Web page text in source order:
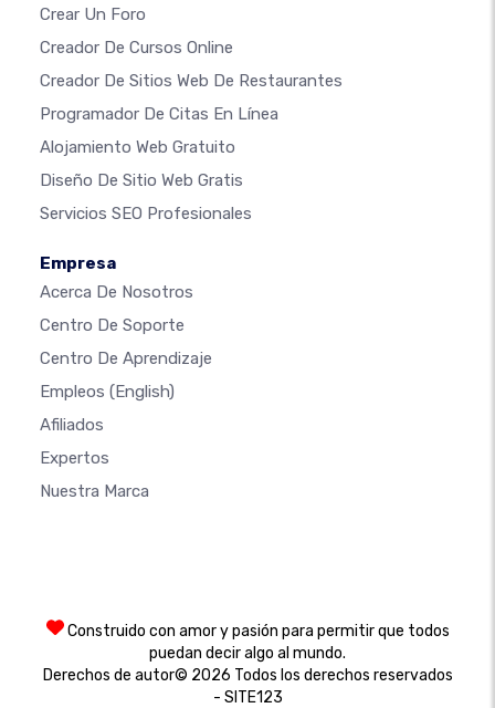
Crear Un Foro
Creador De Cursos Online
Creador De Sitios Web De Restaurantes
Programador De Citas En Línea
Alojamiento Web Gratuito
Diseño De Sitio Web Gratis
Servicios SEO Profesionales
Empresa
Acerca De Nosotros
Centro De Soporte
Centro De Aprendizaje
Empleos (English)
Afiliados
Expertos
Nuestra Marca
Construido con amor y pasión para permitir que todos
puedan decir algo al mundo.
Derechos de autor© 2026 Todos los derechos reservados
- SITE123